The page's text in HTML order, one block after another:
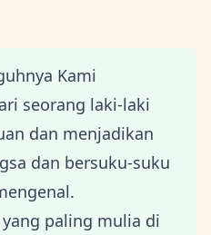
Kami
seorang laki-laki
dan menjadikan
dan bersuku-suku
paling mulia di